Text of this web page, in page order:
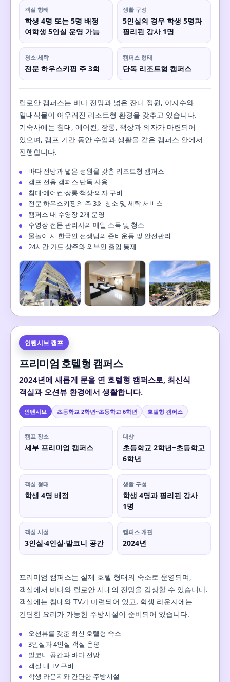
객실 형태
학생 4명 또는 5명 배정
여학생 5인실 운영 가능
생활 구성
5인실의 경우 학생 5명과
필리핀 강사 1명
청소·세탁
전문 하우스키핑 주 3회
캠퍼스 형태
단독 리조트형 캠퍼스
릴로안 캠퍼스는 바다 전망과 넓은 잔디 정원, 야자수와
열대식물이 어우러진 리조트형 환경을 갖추고 있습니다.
기숙사에는 침대, 에어컨, 장롱, 책상과 의자가 마련되어
있으며, 캠프 기간 동안 수업과 생활을 같은 캠퍼스 안에서
진행합니다.
바다 전망과 넓은 정원을 갖춘 리조트형 캠퍼스
캠프 전용 캠퍼스 단독 사용
침대·에어컨·장롱·책상·의자 구비
전문 하우스키핑의 주 3회 청소 및 세탁 서비스
캠퍼스 내 수영장 2개 운영
수영장 전문 관리사의 매일 소독 및 청소
물놀이 시 한국인 선생님의 준비운동 및 안전관리
24시간 가드 상주와 외부인 출입 통제
인텐시브 캠프
프리미엄 호텔형 캠퍼스
2024년에 새롭게 문을 연 호텔형 캠퍼스로, 최신식
객실과 오션뷰 환경에서 생활합니다.
인텐시브 초등학교 2학년~초등학교 6학년 호텔형 캠퍼스
캠프 장소
세부 프리미엄 캠퍼스
대상
초등학교 2학년~초등학교
6학년
객실 형태
학생 4명 배정
생활 구성
학생 4명과 필리핀 강사
1명
객실 시설
3인실·4인실·발코니 공간
캠퍼스 개관
2024년
프리미엄 캠퍼스는 실제 호텔 형태의 숙소로 운영되며,
객실에서 바다와 릴로안 시내의 전망을 감상할 수 있습니다.
객실에는 침대와 TV가 마련되어 있고, 학생 라운지에는
간단한 요리가 가능한 주방시설이 준비되어 있습니다.
오션뷰를 갖춘 최신 호텔형 숙소
3인실과 4인실 객실 운영
발코니 공간과 바다 전망
객실 내 TV 구비
학생 라운지와 간단한 주방시설